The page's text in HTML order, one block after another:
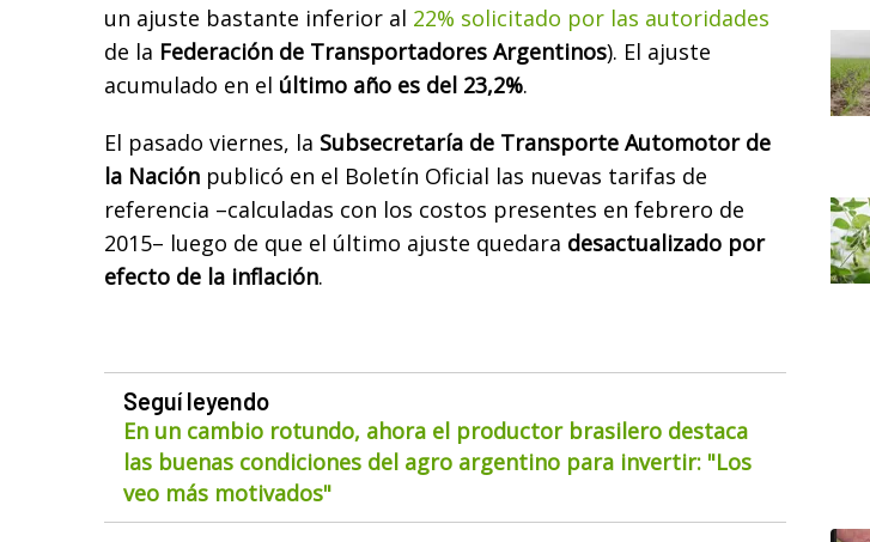
un ajuste bastante inferior al 22% solicitado por las autoridades
de la Federación de Transportadores Argentinos). El ajuste
acumulado en el último año es del 23,2%.
El pasado viernes, la Subsecretaría de Transporte Automotor de
la Nación publicó en el Boletín Oficial las nuevas tarifas de
referencia –calculadas con los costos presentes en febrero de
2015– luego de que el último ajuste quedara desactualizado por
efecto de la inflación.
Seguí leyendo
En un cambio rotundo, ahora el productor brasilero destaca
las buenas condiciones del agro argentino para invertir: "Los
veo más motivados"